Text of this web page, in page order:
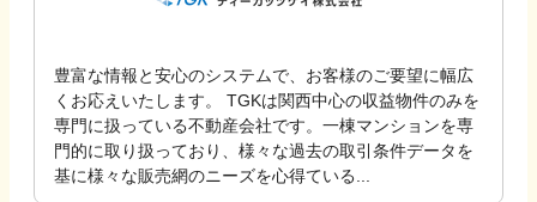
豊富な情報と安心のシステムで、お客様のご要望に幅広
くお応えいたします。 TGKは関西中心の収益物件のみを
専門に扱っている不動産会社です。一棟マンションを専
門的に取り扱っており、様々な過去の取引条件データを
基に様々な販売網のニーズを心得ている...